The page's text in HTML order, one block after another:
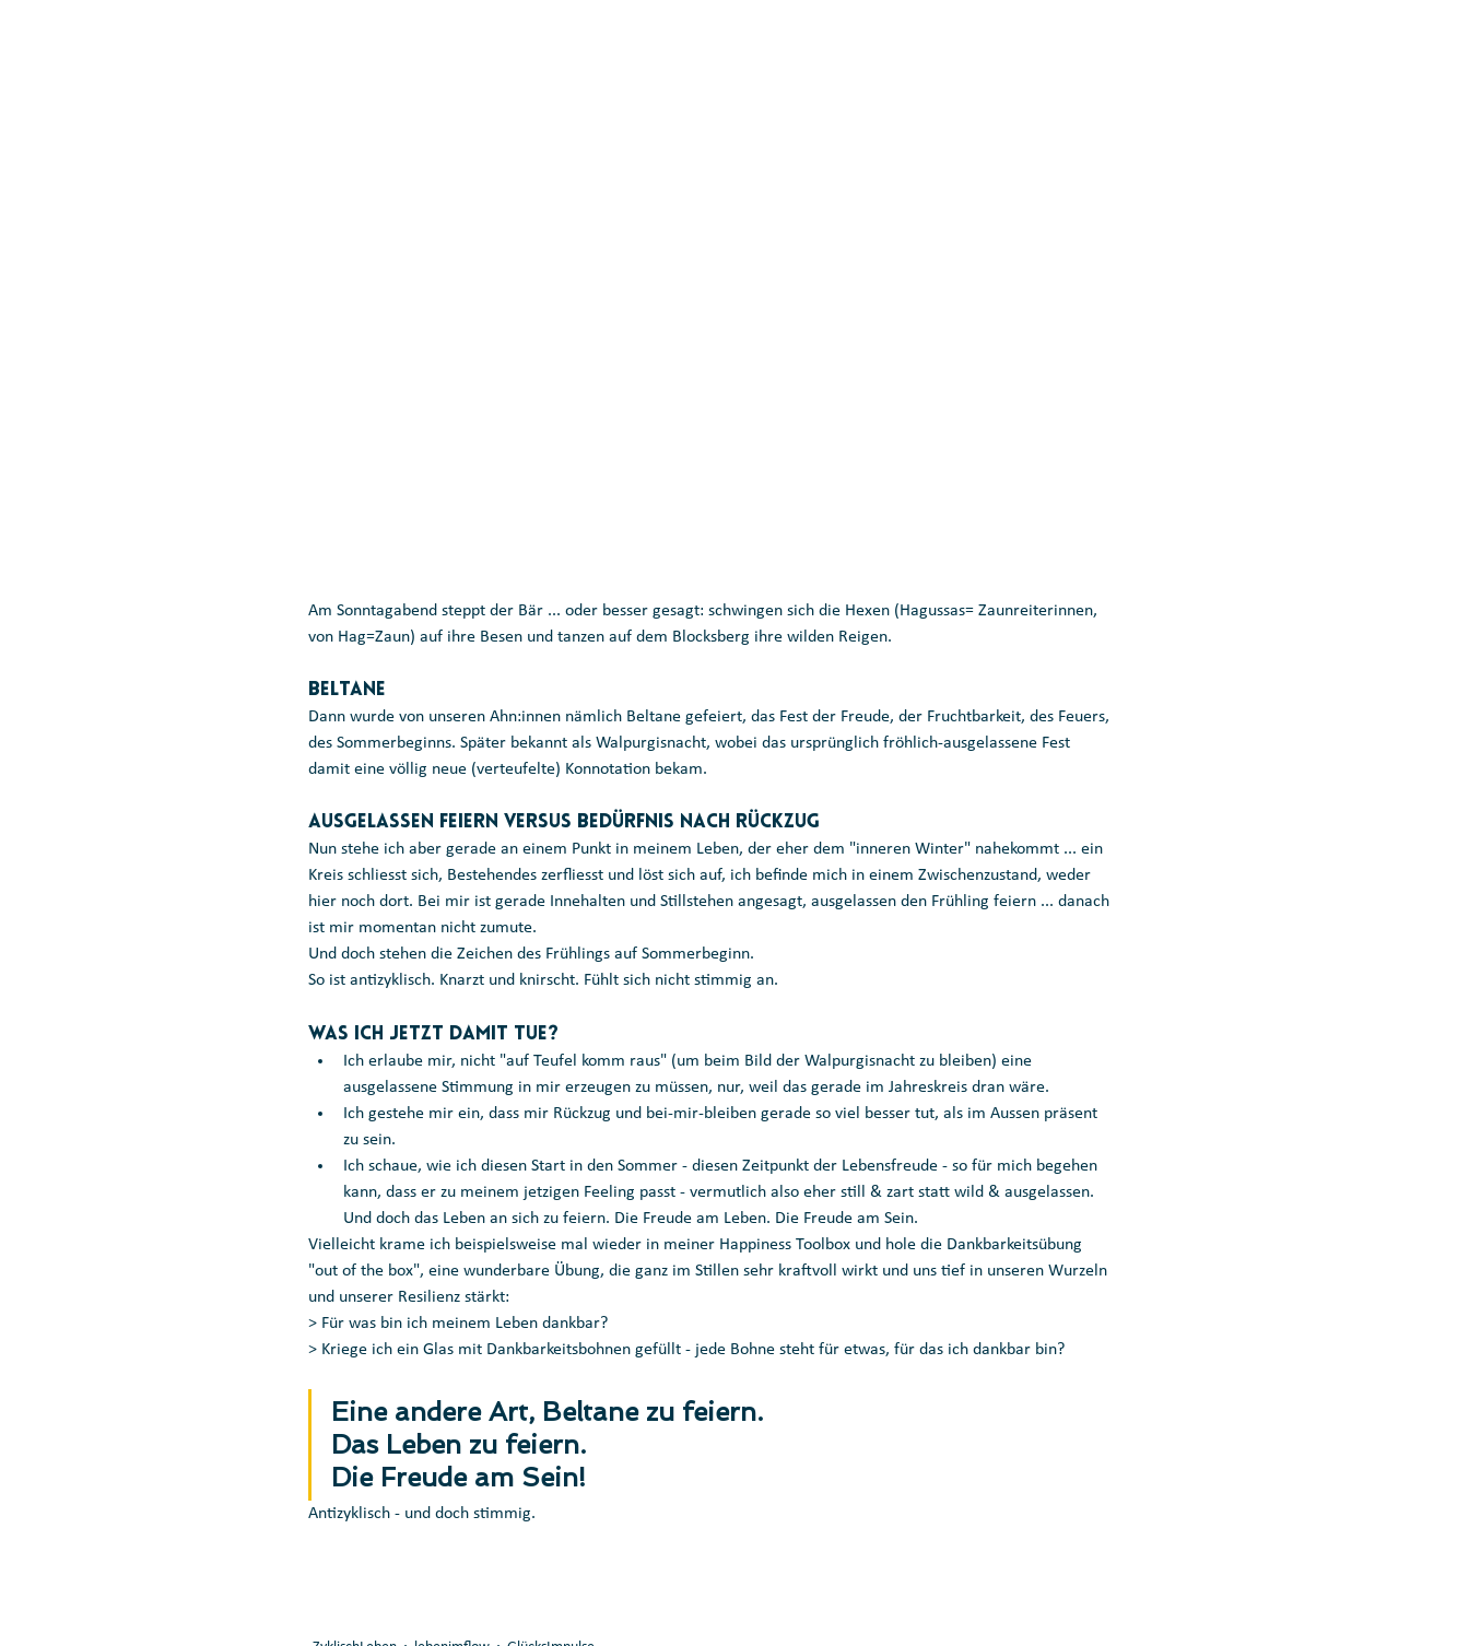
Am Sonntagabend steppt der Bär ... oder besser gesagt: schwingen sich die Hexen (Hagussas= Zaunreiterinnen,
von Hag=Zaun) auf ihre Besen und tanzen auf dem Blocksberg ihre wilden Reigen.
Beltane
Dann wurde von unseren Ahn:innen nämlich Beltane gefeiert, das Fest der Freude, der Fruchtbarkeit, des Feuers,
des Sommerbeginns. Später bekannt als Walpurgisnacht, wobei das ursprünglich fröhlich-ausgelassene Fest
damit eine völlig neue (verteufelte) Konnotation bekam.
Ausgelassen Feiern versus Bedürfnis nach Rückzug
Nun stehe ich aber gerade an einem Punkt in meinem Leben, der eher dem "inneren Winter" nahekommt ... ein
Kreis schliesst sich, Bestehendes zerfliesst und löst sich auf, ich befinde mich in einem Zwischenzustand, weder
hier noch dort. Bei mir ist gerade Innehalten und Stillstehen angesagt, ausgelassen den Frühling feiern ... danach
ist mir momentan nicht zumute.
Und doch stehen die Zeichen des Frühlings auf Sommerbeginn.
So ist antizyklisch. Knarzt und knirscht. Fühlt sich nicht stimmig an.
Was ich jetzt damit tue?
Ich erlaube mir, nicht "auf Teufel komm raus" (um beim Bild der Walpurgisnacht zu bleiben) eine
ausgelassene Stimmung in mir erzeugen zu müssen, nur, weil das gerade im Jahreskreis dran wäre.
Ich gestehe mir ein, dass mir Rückzug und bei-mir-bleiben gerade so viel besser tut, als im Aussen präsent
zu sein.
Ich schaue, wie ich diesen Start in den Sommer - diesen Zeitpunkt der Lebensfreude - so für mich begehen
kann, dass er zu meinem jetzigen Feeling passt - vermutlich also eher still & zart statt wild & ausgelassen.
Und doch das Leben an sich zu feiern. Die Freude am Leben. Die Freude am Sein.
Vielleicht krame ich beispielsweise mal wieder in meiner Happiness Toolbox und hole die Dankbarkeitsübung
"out of the box", eine wunderbare Übung, die ganz im Stillen sehr kraftvoll wirkt und uns tief in unseren Wurzeln
und unserer Resilienz stärkt:
> Für was bin ich meinem Leben dankbar?
> Kriege ich ein Glas mit Dankbarkeitsbohnen gefüllt - jede Bohne steht für etwas, für das ich dankbar bin?
Eine andere Art, Beltane zu feiern.
Das Leben zu feiern.
Die Freude am Sein!
Antizyklisch - und doch stimmig.